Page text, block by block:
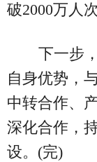
破2000万人
下一步
自身优势，
中转合作、
深化合作，
设。(完)